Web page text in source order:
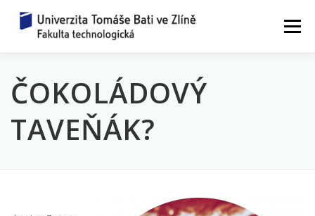
Menu
ZAŽIJ VĚDU WORKSHOPY 2026
JAK TO FUNGUJE? ZEPTEJ SE VĚDCE
ČOKOLÁDOVÝ
TAVEŇÁK?